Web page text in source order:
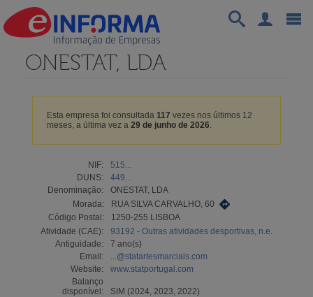
ONESTAT, LDA
Esta empresa foi consultada 117 vezes nos últimos 12
meses, a última vez a 29 de junho de 2026.
NIF:
515...
DUNS:
449...
Denominação:
ONESTAT, LDA
Morada:
RUA SILVA CARVALHO, 60
Código Postal:
1250-255 LISBOA
Atividade (CAE):
93192 - Outras atividades desportivas, n.e.
Antiguidade:
7 ano(s)
Email:
...@statartesmarciais.com
Website:
www.statportugal.com
Balanço
disponível:
SIM (2024, 2023, 2022)